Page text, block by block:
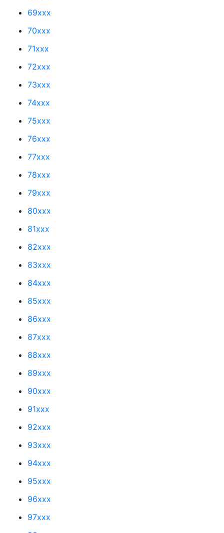
69xxx
70xxx
71xxx
72xxx
73xxx
74xxx
75xxx
76xxx
77xxx
78xxx
79xxx
80xxx
81xxx
82xxx
83xxx
84xxx
85xxx
86xxx
87xxx
88xxx
89xxx
90xxx
91xxx
92xxx
93xxx
94xxx
95xxx
96xxx
97xxx